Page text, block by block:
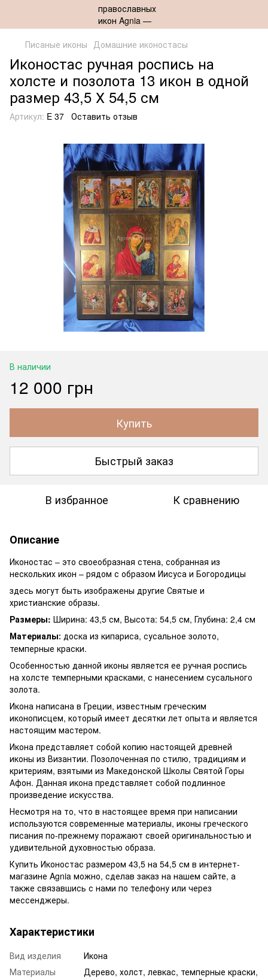
Писаные иконы Домашние иконостасы
Иконостас ручная роспись на
холсте и позолота 13 икон в одной
размер 43,5 Х 54,5 см
Артикул: E 37 Оставить отзыв
В наличии
12 000 грн
Купить
Быстрый заказ
В избранное К сравнению
Описание
Иконостас – это своеобразная стена, собранная из
нескольких икон – рядом с образом Иисуса и Богородицы
здесь могут быть изображены другие Святые и
христианские образы.
Размеры: Ширина: 43,5 см, Высота: 54,5 см, Глубина: 2,4 см
Материалы: доска из кипариса, сусальное золото,
темперные краски.
Особенностью данной иконы является ее ручная роспись
на холсте темперными красками, с нанесением сусального
золота.
Икона написана в Греции, известным греческим
иконописцем, который имеет десятки лет опыта и является
настоящим мастером.
Икона представляет собой копию настоящей древней
иконы из Византии. Позолоченная по стилю, традициям и
критериям, взятыми из Македонской Школы Святой Горы
Афон. Данная икона представляет собой подлинное
произведение искусства.
Несмотря на то, что в настоящее время при написании
используются современные материалы, иконы греческого
писания по-прежнему поражают своей оригинальностью и
удивительной духовностью образа.
Купить Иконостас размером 43,5 на 54,5 см в интернет-
магазине Agnia можно, сделав заказ на нашем сайте, а
также связавшись с нами по телефону или через
мессенджеры.
Характеристики
Вид изделия
Икона
Материалы
Дерево, холст, левкас, темперные краски,